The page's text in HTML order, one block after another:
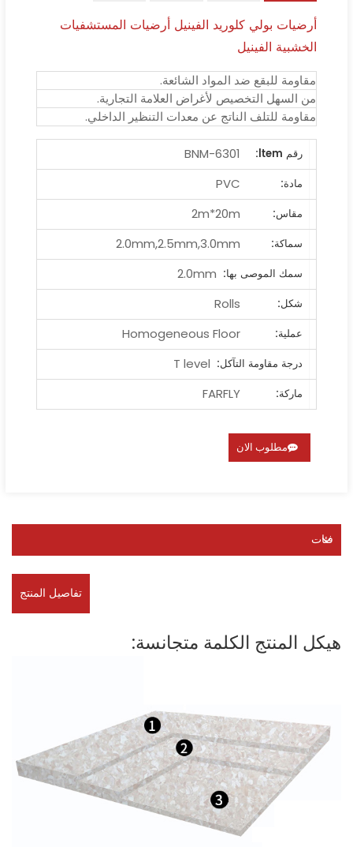
أرضيات بولي كلوريد الفينيل أرضيات المستشفيات
الخشبية الفينيل
مقاومة للبقع ضد المواد الشائعة.
من السهل التخصيص لأغراض العلامة التجارية.
مقاومة للتلف الناتج عن معدات التنظير الداخلي.
رقم ltem:
BNM-6301
مادة:
PVC
مقاس:
2m*20m
سماكة:
2.0mm,2.5mm,3.0mm
سمك الموصى بها: 2.0mm
شكل:
Rolls
عملية:
Homogeneous Floor
درجة مقاومة التآكل: T level
ماركة:
FARFLY
مطلوب الان
فئات
تفاصيل المنتج
هيكل المنتج الكلمة متجانسة: